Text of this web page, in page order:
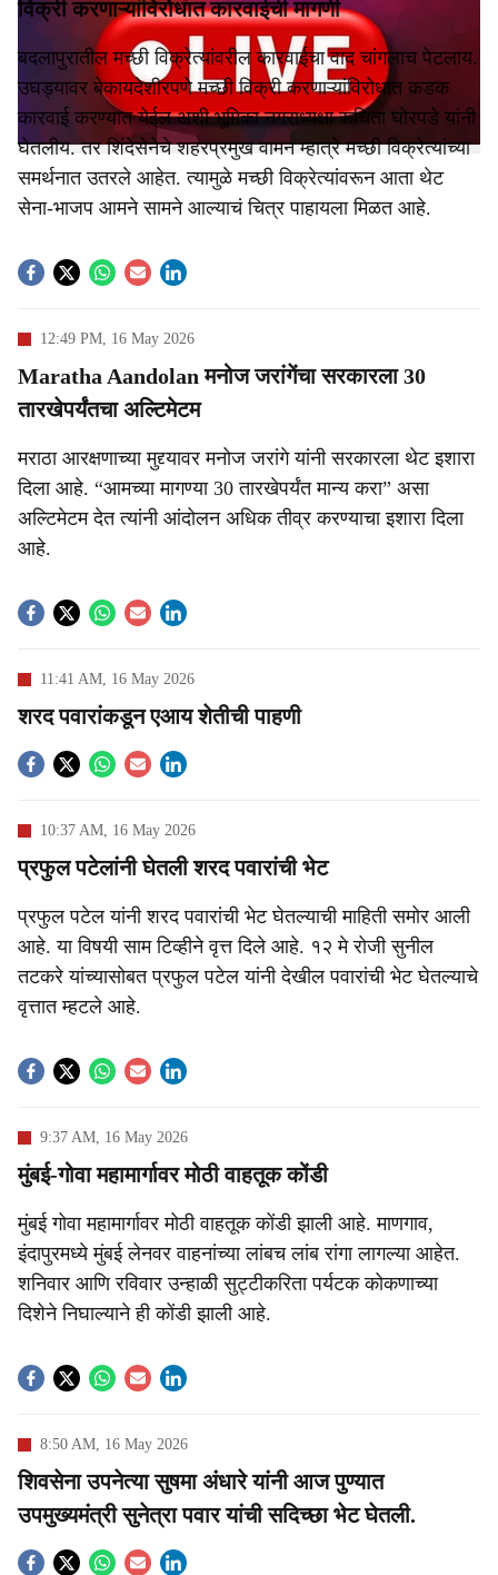
r
e
विक्री करणाऱ्यांविरोधात कारवाईची मागणी
बदलापुरातील मच्छी विक्रेत्यांवरील कारवाईचा वाद चांगलाच पेटलाय.
उघड्यावर बेकायदेशीरपणे मच्छी विक्री करणाऱ्यांविरोधात कडक
कारवाई करण्यात येईल अशी भूमिका नगराध्यक्षा रूचिता घोरपडे यांनी
घेतलीय. तर शिंदेसेनेचे शहरप्रमुख वामन म्हात्रे मच्छी विक्रेत्यांच्या
समर्थनात उतरले आहेत. त्यामुळे मच्छी विक्रेत्यांवरून आता थेट
सेना-भाजप आमने सामने आल्याचं चित्र पाहायला मिळत आहे.
12:49 PM, 16 May 2026
Maratha Aandolan मनोज जरांगेंचा सरकारला 30
तारखेपर्यंतचा अल्टिमेटम
मराठा आरक्षणाच्या मुद्द्यावर मनोज जरांगे यांनी सरकारला थेट इशारा
दिला आहे. “आमच्या मागण्या 30 तारखेपर्यंत मान्य करा” असा
अल्टिमेटम देत त्यांनी आंदोलन अधिक तीव्र करण्याचा इशारा दिला
आहे.
11:41 AM, 16 May 2026
शरद पवारांकडून एआय शेतीची पाहणी
10:37 AM, 16 May 2026
प्रफुल पटेलांनी घेतली शरद पवारांची भेट
प्रफुल पटेल यांनी शरद पवारांची भेट घेतल्याची माहिती समोर आली
आहे. या विषयी साम टिव्हीने वृत्त दिले आहे. १२ मे रोजी सुनील
तटकरे यांच्यासोबत प्रफुल पटेल यांनी देखील पवारांची भेट घेतल्याचे
वृत्तात म्हटले आहे.
9:37 AM, 16 May 2026
मुंबई-गोवा महामार्गावर मोठी वाहतूक कोंडी
मुंबई गोवा महामार्गावर मोठी वाहतूक कोंडी झाली आहे. माणगाव,
इंदापुरमध्ये मुंबई लेनवर वाहनांच्या लांबच लांब रांगा लागल्या आहेत.
शनिवार आणि रविवार उन्हाळी सुट्टीकरिता पर्यटक कोकणाच्या
दिशेने निघाल्याने ही कोंडी झाली आहे.
8:50 AM, 16 May 2026
शिवसेना उपनेत्या सुषमा अंधारे यांनी आज पुण्यात
उपमुख्यमंत्री सुनेत्रा पवार यांची सदिच्छा भेट घेतली.